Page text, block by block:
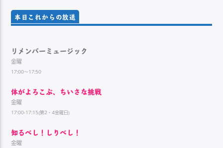
本日これからの放送
リメンバーミュージック
金曜
17:00～17:50
体がよろこぶ、ちいさな挑戦
金曜
17:00-17:15(第2・4金曜日)
知るべし！しりべし！
金曜